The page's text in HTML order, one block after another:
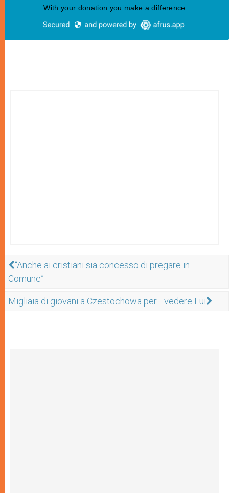
“Anche ai cristiani sia concesso di pregare in
Comune”
Migliaia di giovani a Czestochowa per… vedere Lui